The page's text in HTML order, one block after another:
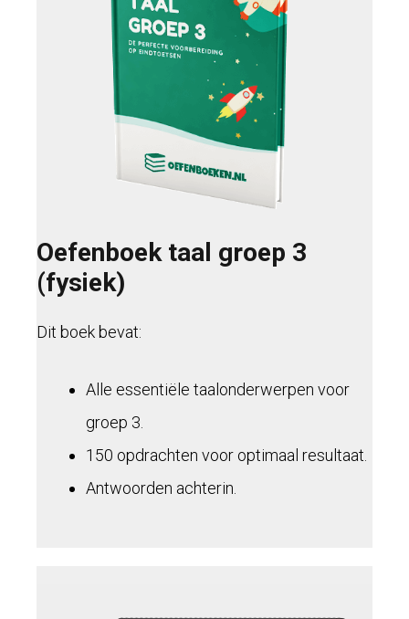
Oefenboek taal groep 3
(fysiek)
Dit boek bevat:
Alle essentiële taalonderwerpen voor
groep 3.
150 opdrachten voor optimaal resultaat.
Antwoorden achterin.